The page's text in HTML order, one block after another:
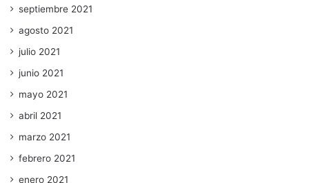
septiembre 2021
agosto 2021
julio 2021
junio 2021
mayo 2021
abril 2021
marzo 2021
febrero 2021
enero 2021